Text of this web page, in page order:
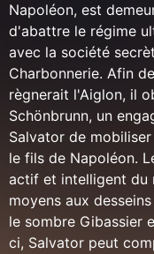
Napoléon, est
d'abattre le régime
avec la société
Charbonnerie. Afin
règnerait l'Aiglon, il
Schönbrunn, un
Salvator de
le fils de Napoléon.
actif et intelligent du
moyens aux
le sombre Gibassier
ci, Salvator peut